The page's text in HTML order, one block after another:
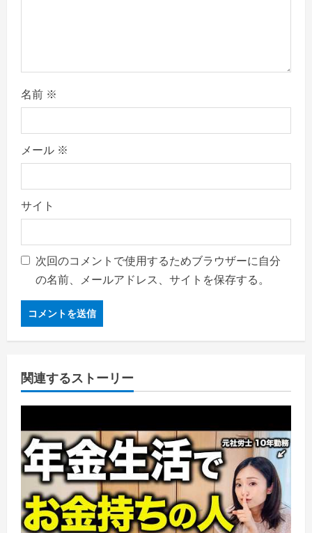
名前 ※
メール ※
サイト
次回のコメントで使用するためブラウザーに自分
の名前、メールアドレス、サイトを保存する。
関連するストーリー